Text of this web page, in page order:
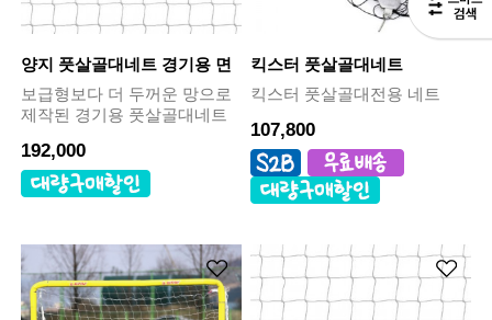
양지 풋살골대네트 경기용 면
보급형보다 더 두꺼운 망으로
제작된 경기용 풋살골대네트
192,000
킥스터 풋살골대네트
킥스터 풋살골대전용 네트
107,800